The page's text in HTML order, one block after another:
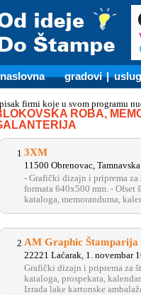
naslovna gradovi |
firmi koje u svom programu
ROBA,
1 3XM
11500 Obrenovac,
- Grafički dizajn i priprema
formata 640x500 mm. - Ofset
kataloga, memoranduma,
2 AM Graphic Štamparija
22221 Laćarak, 1. novembar
Grafički dizajn i priprema za
kataloga, prospekata,
Izrada lake kartonske